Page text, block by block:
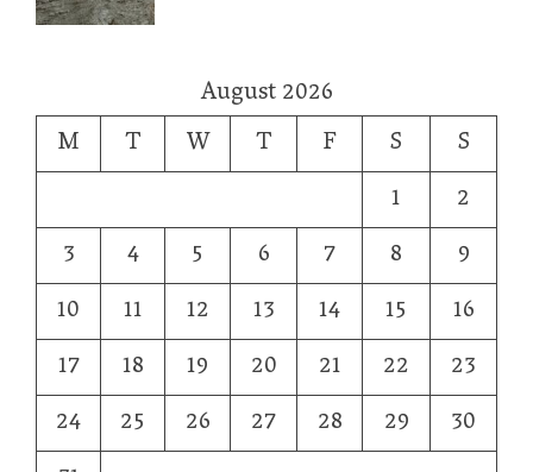
August 2026
M
T W T F S
S
1
2
3
4 5 6 7 8
9
10
11 12 13 14 15
16
17
18 19 20 21 22
23
24
25 26 27 28 29
30